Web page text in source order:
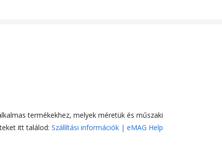
termékekhez, melyek méretük és műszaki
itt találod: Szállítási információk | eMAG Help